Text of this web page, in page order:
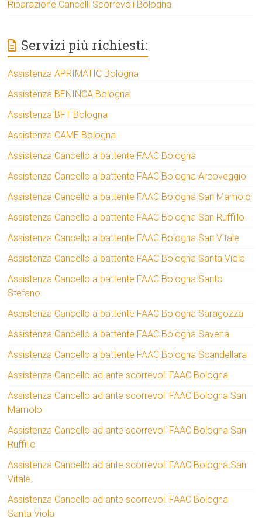
Riparazione Cancelli Scorrevoli Bologna
Servizi più richiesti:
Assistenza APRIMATIC Bologna
Assistenza BENINCA Bologna
Assistenza BFT Bologna
Assistenza CAME Bologna
Assistenza Cancello a battente FAAC Bologna
Assistenza Cancello a battente FAAC Bologna Arcoveggio
Assistenza Cancello a battente FAAC Bologna San Mamolo
Assistenza Cancello a battente FAAC Bologna San Ruffillo
Assistenza Cancello a battente FAAC Bologna San Vitale
Assistenza Cancello a battente FAAC Bologna Santa Viola
Assistenza Cancello a battente FAAC Bologna Santo
Stefano
Assistenza Cancello a battente FAAC Bologna Saragozza
Assistenza Cancello a battente FAAC Bologna Savena
Assistenza Cancello a battente FAAC Bologna Scandellara
Assistenza Cancello ad ante scorrevoli FAAC Bologna
Assistenza Cancello ad ante scorrevoli FAAC Bologna San
Mamolo
Assistenza Cancello ad ante scorrevoli FAAC Bologna San
Ruffillo
Assistenza Cancello ad ante scorrevoli FAAC Bologna San
Vitale
Assistenza Cancello ad ante scorrevoli FAAC Bologna
Santa Viola